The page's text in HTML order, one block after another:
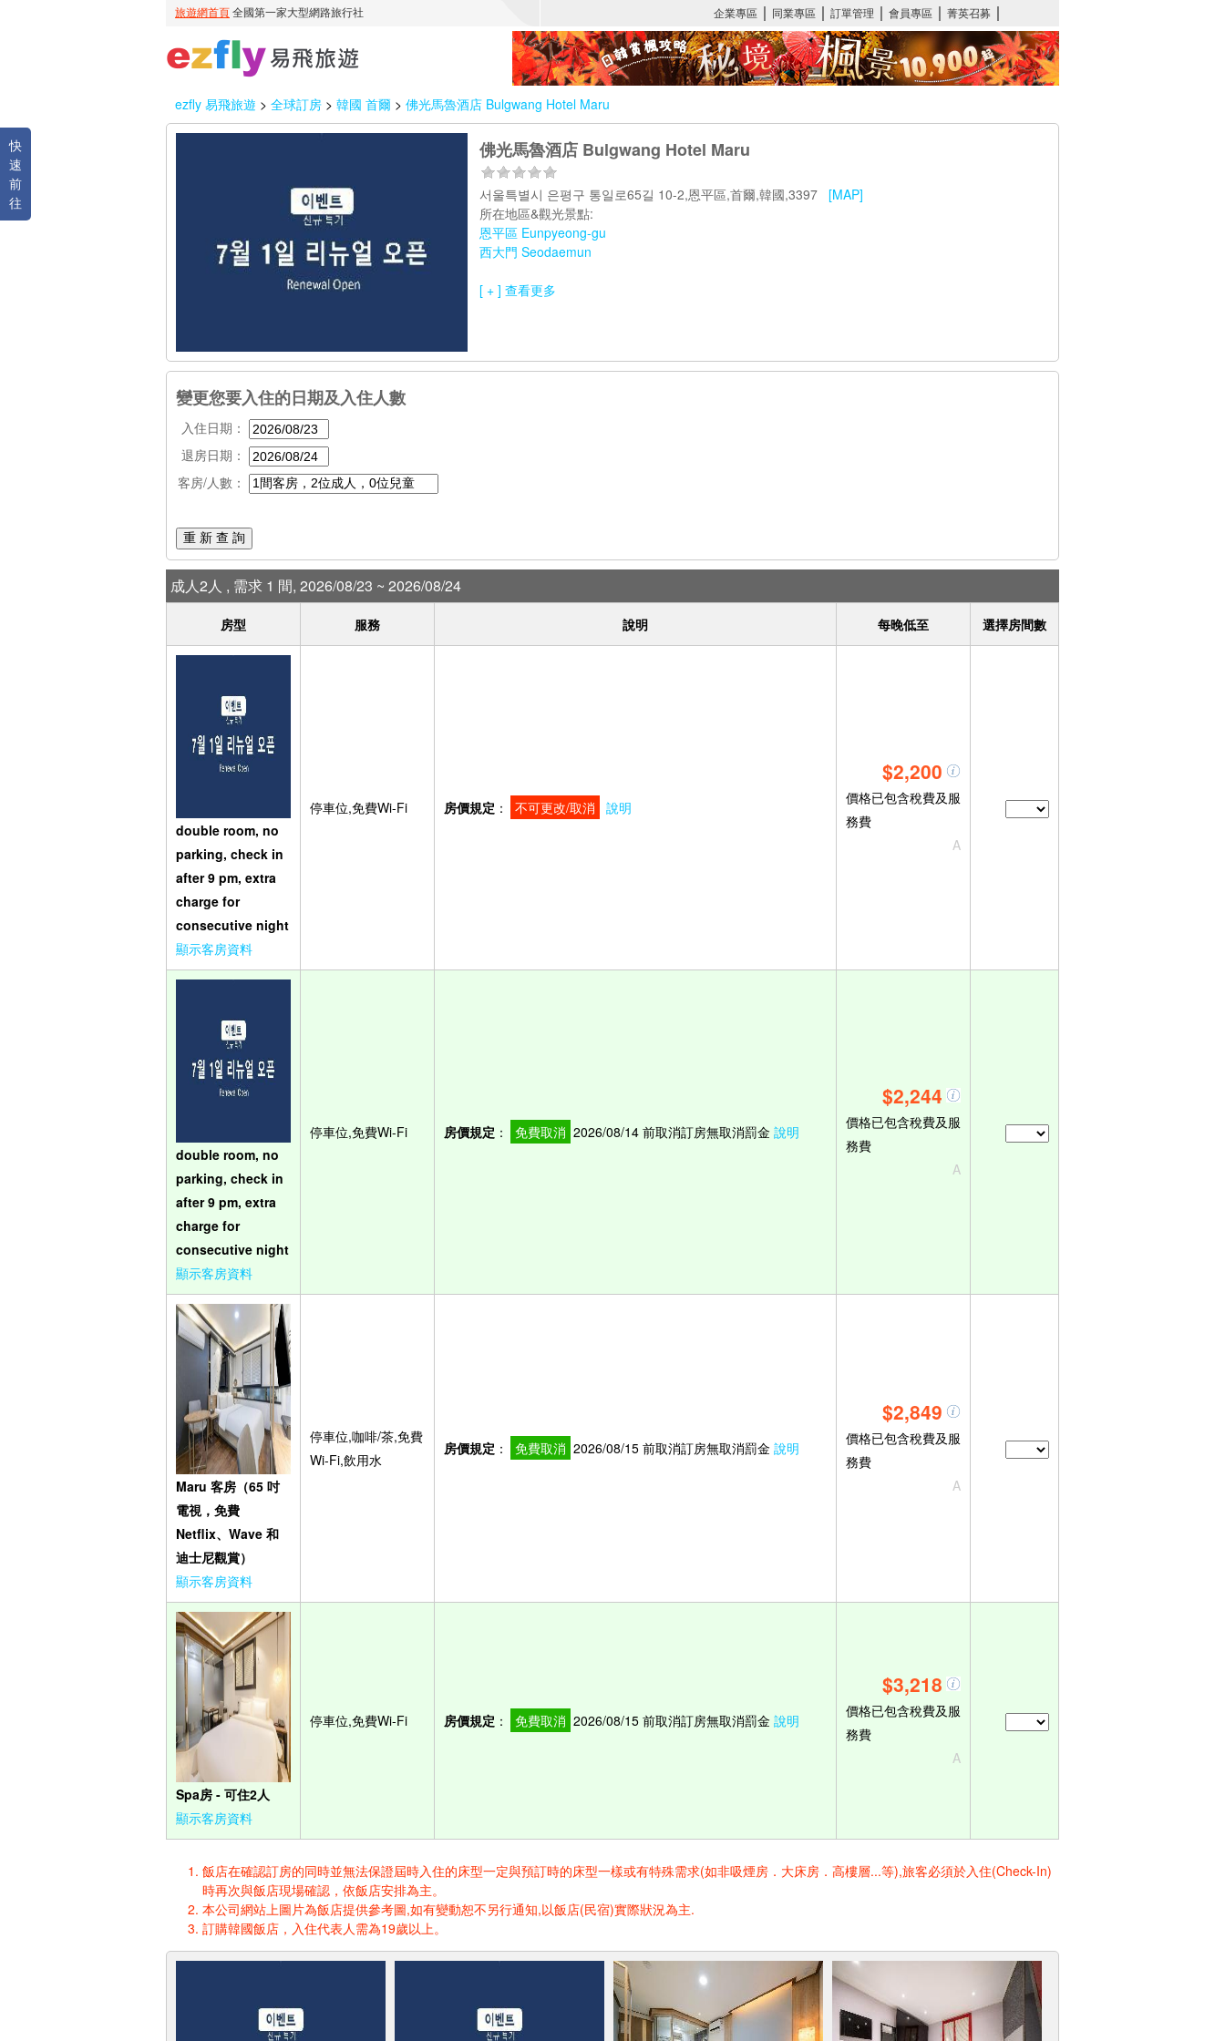
ezfly 易飛旅遊 > 全球訂房 > 韓國 首爾 > 佛光馬魯酒店 Bulgwang Hotel Maru
快
速
前
往
佛光馬魯酒店 Bulgwang Hotel Maru
서울특별시 은평구 통일로65길 10-2,恩平區,首爾,韓國,3397 [MAP]
所在地區&觀光景點:
恩平區 Eunpyeong-gu
西大門 Seodaemun
[ + ] 查看更多
變更您要入住的日期及入住人數
入住日期：
退房日期：
客房/人數：
重 新 查 詢
成人2人 , 需求 1 間, 2026/08/23 ~ 2026/08/24
房型 服務 說明 每晚低至 選擇房間數
double room, no
parking, check in
after 9 pm, extra
charge for
consecutive night
顯示客房資料
停車位,免費Wi-Fi 房價規定 ： 不可更改/取消 說明
$2,200
價格已包含稅費及服
務費
A
double room, no
parking, check in
after 9 pm, extra
charge for
consecutive night
顯示客房資料
停車位,免費Wi-Fi 房價規定 ： 免費取消 2026/08/14 前取消訂房無取消罰金 說明
$2,244
價格已包含稅費及服
務費
A
Maru 客房（65 吋
電視，免費
Netflix、Wave 和
迪士尼觀賞）
顯示客房資料
停車位,咖啡/茶,免費
Wi-Fi,飲用水
房價規定 ： 免費取消 2026/08/15 前取消訂房無取消罰金 說明
$2,849
價格已包含稅費及服
務費
A
Spa房 - 可住2人
顯示客房資料
停車位,免費Wi-Fi 房價規定 ： 免費取消 2026/08/15 前取消訂房無取消罰金 說明
$3,218
價格已包含稅費及服
務費
A
飯店在確認訂房的同時並無法保證屆時入住的床型一定與預訂時的床型一樣或有特殊需求(如非吸煙房．大床房．高樓層...等),旅客必須於入住(Check-In)
時再次與飯店現場確認，依飯店安排為主。
本公司網站上圖片為飯店提供參考圖,如有變動恕不另行通知,以飯店(民宿)實際狀況為主.
訂購韓國飯店，入住代表人需為19歲以上。